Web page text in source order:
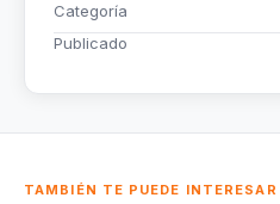
Categoría
Publicado
TAMBIÉN TE PUEDE INTERESAR